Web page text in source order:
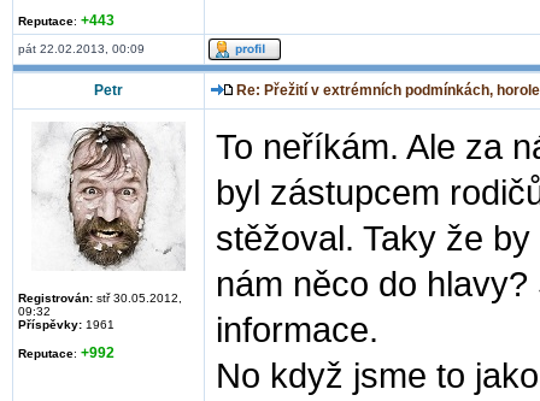
Reputace: +443
pát 22.02.2013, 00:09
Petr Re: Přežití v extrémních podmínkách,
Registrován: stř 30.05.2012,
09:32
Příspěvky: 1961
Reputace: +992
To neříkám. Ale za
byl zástupcem
stěžoval. Taky že
nám něco do
informace.
No když jsme to